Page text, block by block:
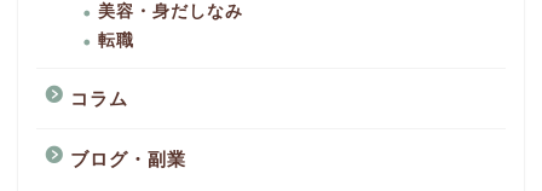
美容・身だしなみ
転職
コラム
ブログ・副業